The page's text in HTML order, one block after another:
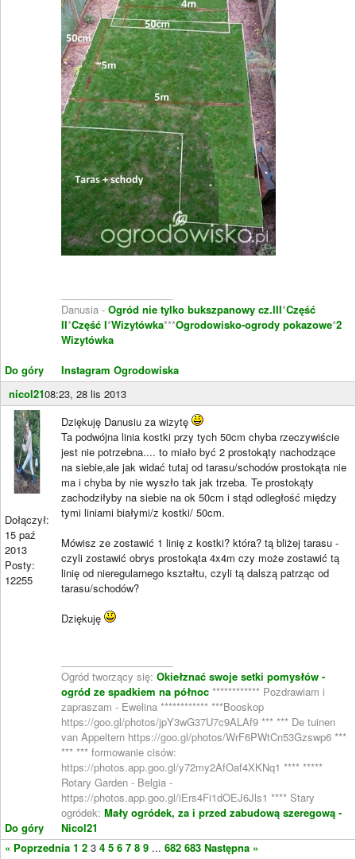
Do góry
Danusia - Ogród nie tylko bukszpanowy cz.III*Część
II*Część I*Wizytówka***Ogrodowisko-ogrody pokazowe*2
Wizytówka
Instagram Ogrodowiska
nicol2108:23, 28 lis 2013
Dołączył:
15 paź
2013
Posty:
12255
Do góry
Dziękuję Danusiu za wizytę
Ta podwójna linia kostki przy tych 50cm chyba rzeczywiście
jest nie potrzebna.... to miało być 2 prostokąty nachodzące
na siebie,ale jak widać tutaj od tarasu/schodów prostokąta nie
ma i chyba by nie wyszło tak jak trzeba. Te prostokąty
zachodziłyby na siebie na ok 50cm i stąd odległość między
tymi liniami białymi/z kostki/ 50cm.
Mówisz ze zostawić 1 linię z kostki? która? tą bliżej tarasu -
czyli zostawić obrys prostokąta 4x4m czy może zostawić tą
linię od nieregularnego kształtu, czyli tą dalszą patrząc od
tarasu/schodów?
Dziękuję
Ogród tworzący się: Okiełznać swoje setki pomysłów -
ogród ze spadkiem na północ ************ Pozdrawiam i
zapraszam - Ewelina ************ ***Booskop
https://goo.gl/photos/jpY3wG37U7c9ALAf9 *** *** De tuinen
van Appeltern https://goo.gl/photos/WrF6PWtCn53Gzswp6 ***
*** *** formowanie cisów:
https://photos.app.goo.gl/y72my2AfOaf4XKNq1 **** *****
Rotary Garden - Belgia -
https://photos.app.goo.gl/iErs4Fi1dOEJ6Jls1 **** Stary
ogródek: Mały ogródek, za i przed zabudową szeregową -
Nicol21
« Poprzednia 1 2 3 4 5 6 7 8 9 ... 682 683 Następna »